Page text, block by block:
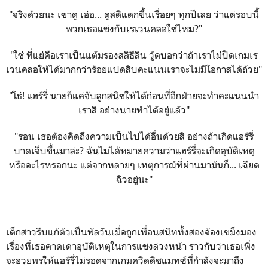
"จริงด้วยนะ เขาดู เอ่อ... ดูสติแตกขึ้นเรื่อยๆ ทุกปีเลย ว่าแต่รอบนี้
พวกเธอแข่งกับเรเวนคลอใช่ไหม?"
"ใช่ ที่แย่คือเราเป็นแต้มรองสลิธีลิน วู้ดบอกว่าถ้าเราไม่ปิดเกมเร
เวนคลอให้ได้มากกว่าร้อยแปดสิบคะแนนเราจะไม่มีโอกาสได้ถ้วย"
"โธ่! แฮร์รี่ นายก็แค่จับลูกสนิชให้ได้ก่อนที่อีกฝ่ายจะทำคะแนนนำ
เราสิ อย่างนายทำได้อยู่แล้ว"
"รอน เธอต้องคิดถึงความเป็นไปได้อื่นด้วยสิ อย่างถ้าเกิดแฮร์รี่
บาดเจ็บขึ้นมาล่ะ? ฉันไม่ได้หมายความว่าแฮร์รี่จะเกิดอุบัติเหตุ
หรืออะไรหรอกนะ แต่จากหลายๆ เหตุการณ์ที่ผ่านมามันก็... เฉียด
ฉิวอยู่นะ"
เด็กสาวรีบแก้ตัวเป็นพัลวันเมื่อถูกเพื่อนสนิททั้งสองจ้องเขม็งมอง
เรื่องที่เธอคาดเดาอุบัติเหตุในการแข่งล่วงหน้า ราวกับว่าเธอเพิ่ง
จะอวยพรให้แฮร์รี่ไม่รอดจากเกมควิดดิชแมทซ์ที่กำลังจะมาถึง